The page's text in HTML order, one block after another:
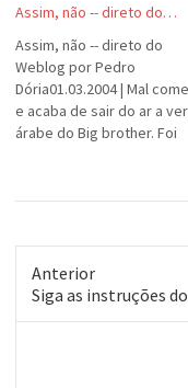
o homem deveria ser
é a sina dos homens.
de alguns ignorarem o
…
Assim, não -- direto do…
Assim, não -- direto do
Weblog por Pedro
Dória01.03.2004 | Mal
e acaba de sair do ar a
árabe do Big brother. Foi
produtora de tevê saudita
modelo. A casa era
em duas alas, uma para
mulheres, outra…
Anterior
Post
Siga as instruções